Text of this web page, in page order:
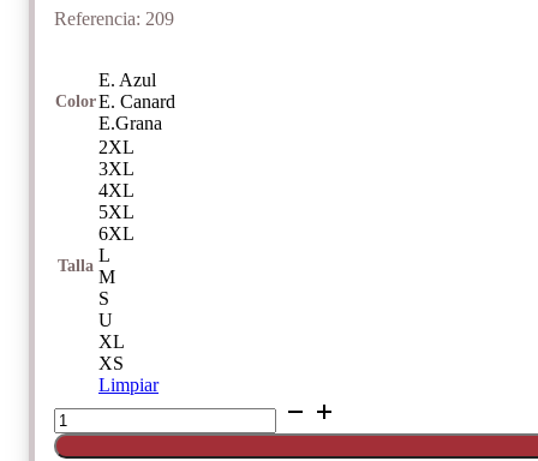
Referencia: 209
Color
E. Azul
E. Canard
E.Grana
Talla
2XL
3XL
4XL
5XL
6XL
L
M
S
U
XL
XS
Limpiar
Surtido
Standard
Slip